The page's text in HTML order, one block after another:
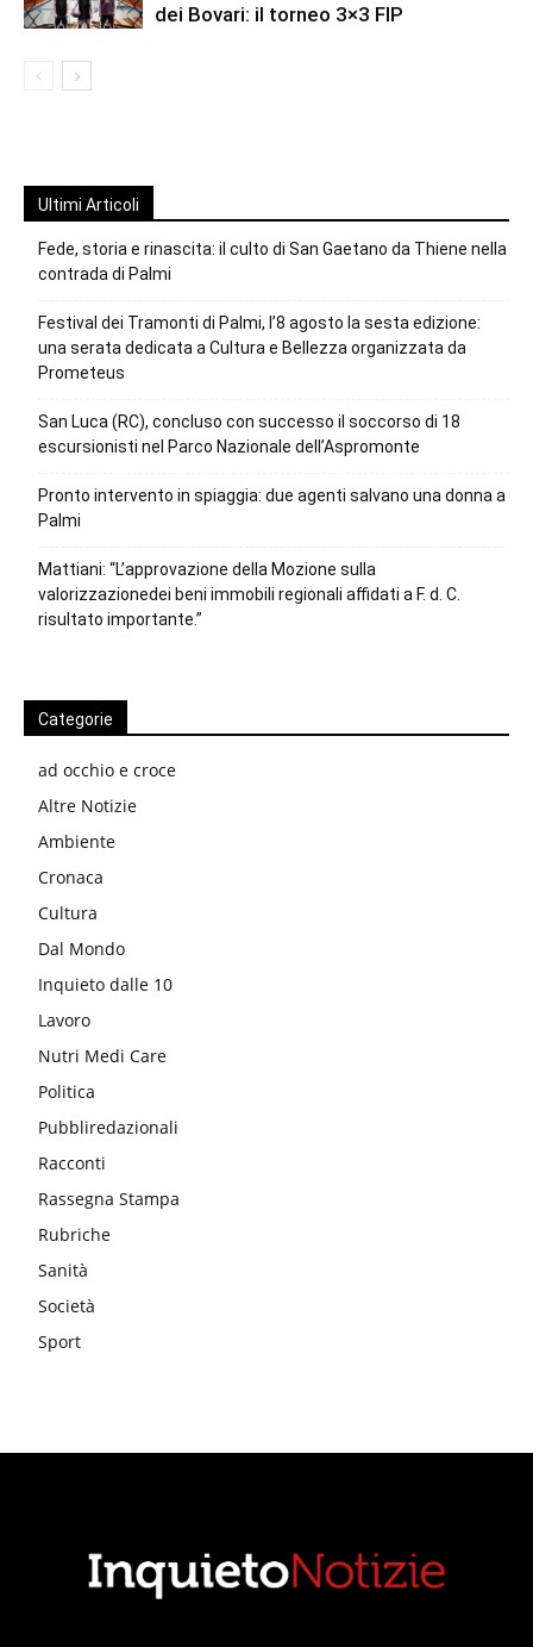
dei Bovari: il torneo 3×3 FIP
Ultimi Articoli
Fede, storia e rinascita: il culto di San Gaetano da Thiene nella
contrada di Palmi
Festival dei Tramonti di Palmi, l’8 agosto la sesta edizione:
una serata dedicata a Cultura e Bellezza organizzata da
Prometeus
San Luca (RC), concluso con successo il soccorso di 18
escursionisti nel Parco Nazionale dell’Aspromonte
Pronto intervento in spiaggia: due agenti salvano una donna a
Palmi
Mattiani: “L’approvazione della Mozione sulla
valorizzazionedei beni immobili regionali affidati a F. d. C.
risultato importante.”
Categorie
ad occhio e croce
Altre Notizie
Ambiente
Cronaca
Cultura
Dal Mondo
Inquieto dalle 10
Lavoro
Nutri Medi Care
Politica
Pubbliredazionali
Racconti
Rassegna Stampa
Rubriche
Sanità
Società
Sport